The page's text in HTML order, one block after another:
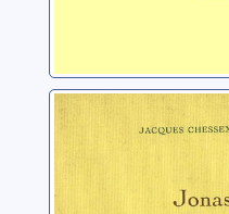
Jonas
Chessex, Jacques